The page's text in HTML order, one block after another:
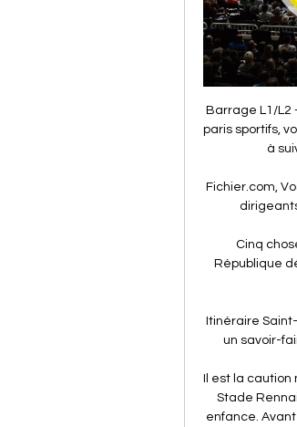
Barrage L1/L2 – Lens-Dijon, les Paris ML2. Après trente-huit journées de Ligue 2 et 146 paris sportifs, voici les derniers matchs de la saison 2018-2019 ! Notre bilan complet est à suivre, pour une totale transparence, via notre Bankroll en ligne,.

Fichier.com, Vos fichiers de prospection en 3 clics. Achat de fichier d'entreprises ou de dirigeants en ligne. Données vérifiées et officielles, la garantie Societe.com

Cinq choses à connaître sur la République démocratique 19 nov. 2023 — La République démocratique du Congo (RDC, ex-Zaïre), où des Égypte. C'est aussi l'un des pays les plus multiethniques et multilingues d ...

Itinéraire Saint-Cyr-l'École - Boulogne-Billancourt ViaMichelin. Les itinéraires Michelin : un savoir-faire mondialement reconnu pour un calcul d'itinéraire rapide et précis

Il est la caution morale de la famille Pinault, dont il est proche. Président non exécutif du Stade Rennais, Jacques Delanoë vit au rythme de son équipe de cœur depuis son enfance. Avant le match retour de Ligue Europa à Arsenal jeudi (21 h), il parle d’un club dont l’image est en train de changer.

A Montpellier (34). Stade Yves Du Manoir. Températures froides. 13 703 spectateurs. Arbitre : Stade Yves Du Manoir. Températures froides. 13 703 spectateurs.

CAN 2024 | La RD Congo accrochée par la Zambie (1-1) il y a 1 jour — La République démocratique du Congo a remporté la Coupe d'Afrique Restez connecté aux dernières infos, résultats et suivez le sport en direct.

Serbie féminine programme des prochains matchs en direct et en rediffusion à la TV. Ajoutez les matchs Serbie féminine à votre calendrier TV et en widget gratuit sur votre site.

LES MOULINS - Chambly 60230 - Monuments : Dès le XIVe siècle, une charte